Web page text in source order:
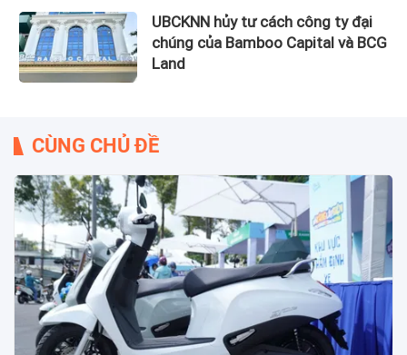
UBCKNN hủy tư cách công ty đại
chúng của Bamboo Capital và BCG
Land
CÙNG CHỦ ĐỀ